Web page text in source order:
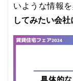
いような情報
してみたい会